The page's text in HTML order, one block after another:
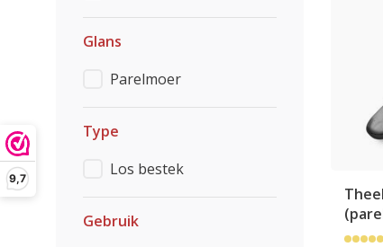
9,7
Glans
Parelmoer
Type
Los bestek
Gebruik